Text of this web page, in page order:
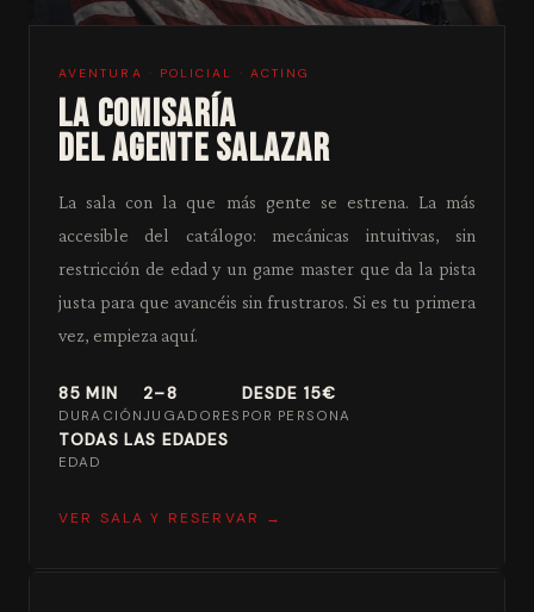
AVENTURA · POLICIAL · ACTING
LA COMISARÍA
DEL AGENTE SALAZAR
La sala con la que más gente se estrena. La más
accesible del catálogo: mecánicas intuitivas, sin
restricción de edad y un game master que da la pista
justa para que avancéis sin frustraros. Si es tu primera
vez, empieza aquí.
85 MIN
DURACIÓN
2–8
JUGADORES
DESDE 15€
POR PERSONA
TODAS LAS EDADES
EDAD
VER SALA Y RESERVAR →